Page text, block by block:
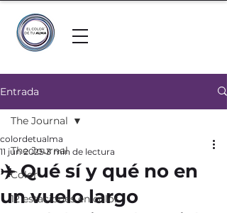
Entrada
The Journal
Color
12 estaciones en color
The Journal
✈️ Qué sí y qué no en
un vuelo largo
colordetualma
11 jun 2025 3 min de lectura